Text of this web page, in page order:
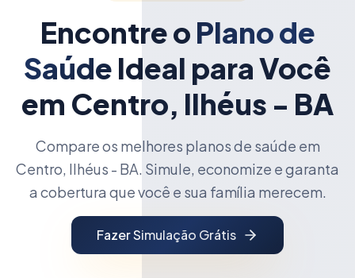
Encontre o Plano de
Saúde Ideal para Você
em Centro, Ilhéus - BA
Compare os melhores planos de saúde em
Centro, Ilhéus - BA. Simule, economize e garanta
a cobertura que você e sua família merecem.
Fazer Simulação Grátis